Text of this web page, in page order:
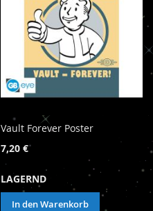
Vault Forever Poster
7,20 €
LAGERND
In den Warenkorb